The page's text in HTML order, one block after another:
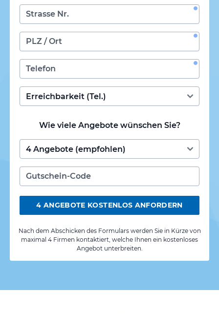
Wie viele Angebote wünschen Sie?
4 ANGEBOTE KOSTENLOS ANFORDERN
Nach dem Abschicken des Formulars werden Sie in Kürze von
maximal 4 Firmen kontaktiert, welche Ihnen ein kostenloses
Angebot unterbreiten.